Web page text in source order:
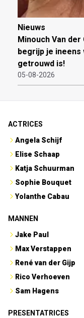
Nieuws
Minouch Van
begrijp je ineens
getrouwd is!
05-08-2026
ACTRICES
Angela Schijf
Elise Schaap
Katja Schuurman
Sophie Bouquet
Yolanthe Cabau
MANNEN
Jake Paul
Max Verstappen
René van der Gijp
Rico Verhoeven
Sam Hagens
PRESENTATRICES